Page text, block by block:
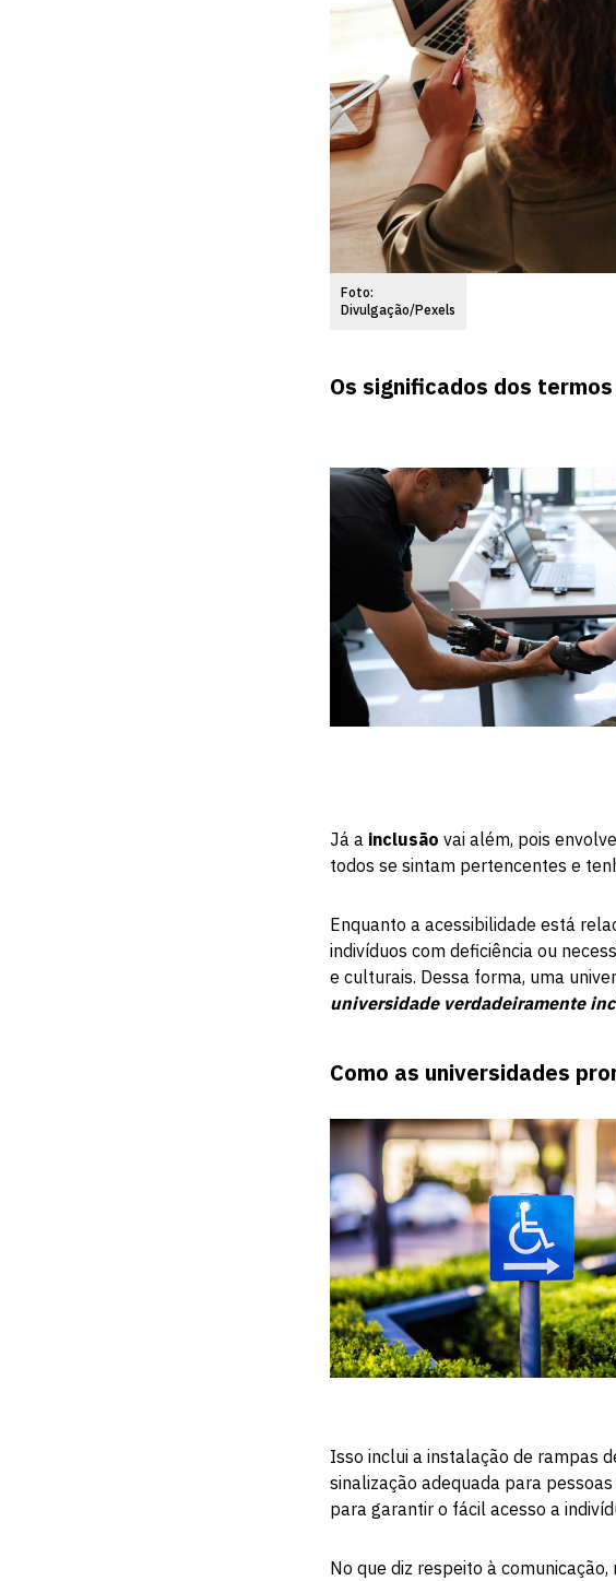
Foto:
Divulgação/Pexels
Os significados dos
Já a inclusão vai além, pois
todos se sintam pertencentes e
Enquanto a acessibilidade está
indivíduos com deficiência ou
e culturais. Dessa forma, uma
universidade verdadeiramente
Como as universidades
Isso inclui a instalação de rampas
sinalização adequada para
para garantir o fácil acesso a
No que diz respeito à